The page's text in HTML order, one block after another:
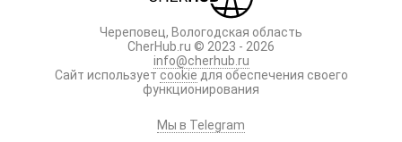
Череповец, Вологодская область
CherHub.ru © 2023 - 2026
info@cherhub.ru
Сайт использует cookie для обеспечения своего
функционирования
Мы в Telegram